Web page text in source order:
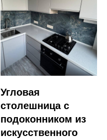
Угловая
столешница с
подоконником из
искусственного